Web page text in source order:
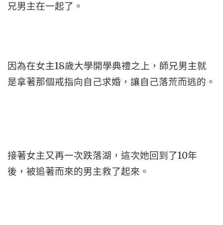
兄男主在一起了。
因為在女主18歲大學開學典禮之上，師兄男主就
是拿著那個戒指向自己求婚，讓自己落荒而逃的。
接著女主又再一次跌落湖，這次她回到了10年
後，被追著而來的男主救了起來。